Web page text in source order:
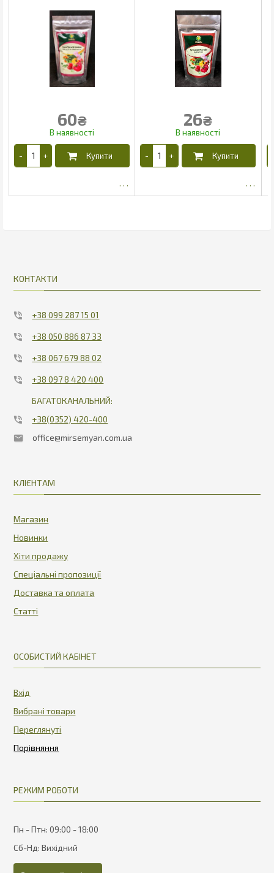
60₴ 26₴
КОНТАКТИ
+38 099 287 15 01
+38 050 886 87 33
+38 067 679 88 02
+38 097 8 420 400
БАГАТОКАНАЛЬНИЙ:
+38(0352) 420-400
office@mirsemyan.com.ua
КЛІЄНТАМ
Магазин
Новинки
Хіти продажу
Спеціальні пропозиції
Доставка та оплата
Статті
ОСОБИСТИЙ КАБІНЕТ
Вхід
Вибрані товари
Переглянуті
РЕЖИМ РОБОТИ
Пн - Птн: 09:00 - 18:00
Сб-Нд: Вихідний